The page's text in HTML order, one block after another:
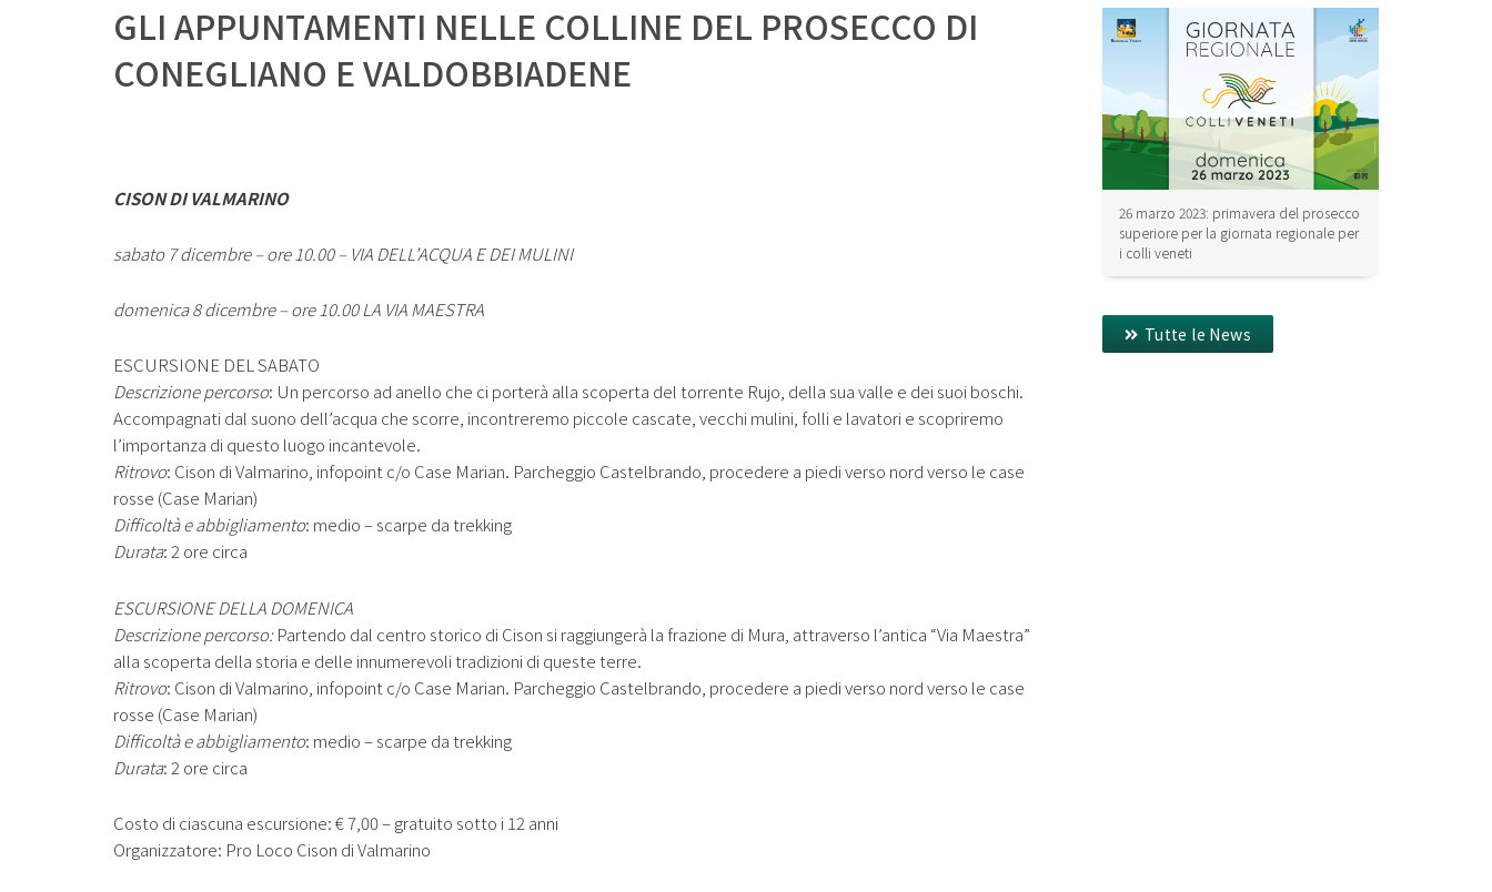
GLI APPUNTAMENTI NELLE COLLINE DEL PROSECCO DI
CONEGLIANO E VALDOBBIADENE
CISON DI VALMARINO
sabato 7 dicembre – ore 10.00 – VIA DELL’ACQUA E DEI MULINI
domenica 8 dicembre – ore 10.00 LA VIA MAESTRA
ESCURSIONE DEL SABATO
Descrizione percorso: Un percorso ad anello che ci porterà alla scoperta del torrente Rujo, della sua valle e dei suoi boschi.
Accompagnati dal suono dell’acqua che scorre, incontreremo piccole cascate, vecchi mulini, folli e lavatori e scopriremo
l’importanza di questo luogo incantevole.
Ritrovo: Cison di Valmarino, infopoint c/o Case Marian. Parcheggio Castelbrando, procedere a piedi verso nord verso le case
rosse (Case Marian)
Difficoltà e abbigliamento: medio – scarpe da trekking
Durata: 2 ore circa
ESCURSIONE DELLA DOMENICA
Descrizione percorso:Partendo dal centro storico di Cison si raggiungerà la frazione di Mura, attraverso l’antica “Via Maestra”
alla scoperta della storia e delle innumerevoli tradizioni di queste terre.
Ritrovo: Cison di Valmarino, infopoint c/o Case Marian. Parcheggio Castelbrando, procedere a piedi verso nord verso le case
rosse (Case Marian)
Difficoltà e abbigliamento: medio – scarpe da trekking
Durata: 2 ore circa
Costo di ciascuna escursione: € 7,00 – gratuito sotto i 12 anni
Organizzatore: Pro Loco Cison di Valmarino
26 marzo 2023: primavera del prosecco
superiore per la giornata regionale per
i colli veneti
Tutte le News